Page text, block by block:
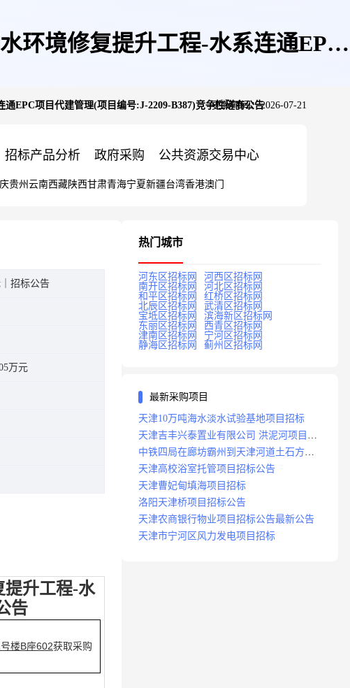
环境修复提升工程-水系连通EPC
EPC项目代建管理(项目编号:J-2209-B387)竞争性磋商公告
更新时间：2026-07-21
招标产品分析 政府采购 公共资源交易中心
贵州 云南西藏陕西甘肃青海宁夏新疆台湾香港澳门
招标公告
万元
提升工程-水
告
楼B座602获取采购
热门城市
河东区招标网
河西区招标网
南开区招标网
河北区招标网
和平区招标网
红桥区招标网
北辰区招标网
武清区招标网
宝坻区招标网
滨海新区招标网
东丽区招标网
西青区招标网
津南区招标网
宁河区招标网
静海区招标网
蓟州区招标网
最新采购项目
天津10万吨海水淡水试验基地项目招标
天津吉丰兴泰置业有限公司 洪泥河项目招
标工程
中铁四局在廊坊霸州到天津河道土石方工
程项目招标
天津高校浴室托管项目招标公告
天津曹妃甸填海项目招标
洛阳天津桥项目招标公告
天津农商银行物业项目招标公告最新公告
天津市宁河区风力发电项目招标